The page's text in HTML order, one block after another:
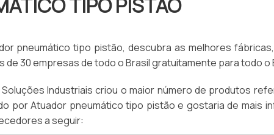
TIPO PISTÃO
pneumático tipo pistão, descubra as melhores
de 30 empresas de todo o Brasil gratuitamente para todo o
Industriais criou o maior número de produtos
por Atuador pneumático tipo pistão e gostaria de mais
a seguir: